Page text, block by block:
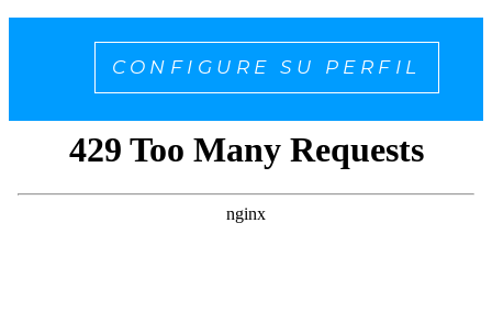
CONFIGURE SU PERFIL